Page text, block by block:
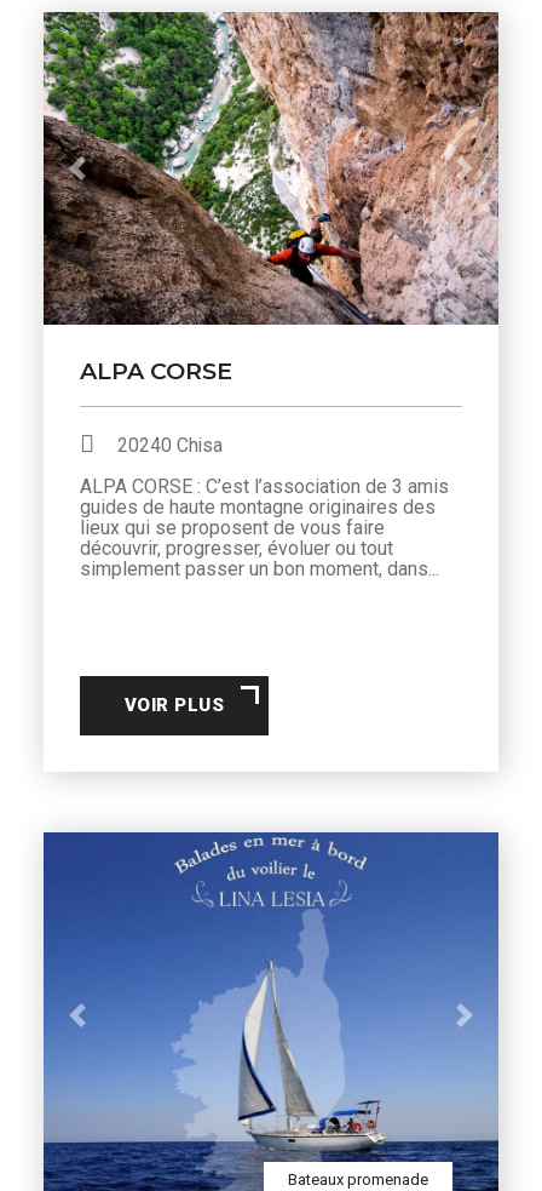
Previous Next
ALPA CORSE
20240 Chisa
ALPA CORSE : C’est l’association de 3 amis
guides de haute montagne originaires des
lieux qui se proposent de vous faire
découvrir, progresser, évoluer ou tout
simplement passer un bon moment, dans...
VOIR PLUS
Previous Next
Bateaux promenade